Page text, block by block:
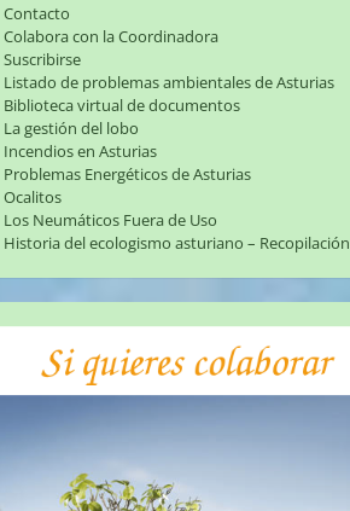
Contacto
Colabora con la Coordinadora
Suscribirse
Listado de problemas ambientales de Asturias
Biblioteca virtual de documentos
La gestión del lobo
Incendios en Asturias
Problemas Energéticos de Asturias
Ocalitos
Los Neumáticos Fuera de Uso
Historia del ecologismo asturiano – Recopilación